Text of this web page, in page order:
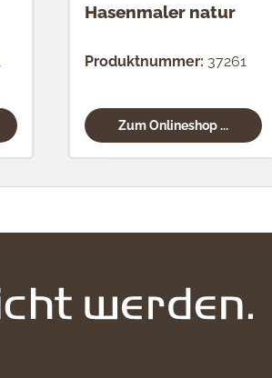
Hasenmaler natur
Produktnummer: 37261
Zum Onlineshop ...